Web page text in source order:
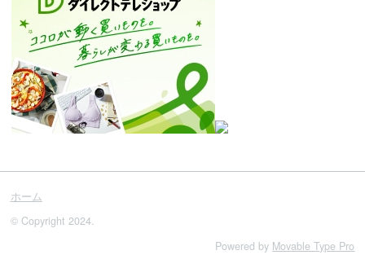
ホーム
© Copyright 2024.
Powered by Movable Type Pro